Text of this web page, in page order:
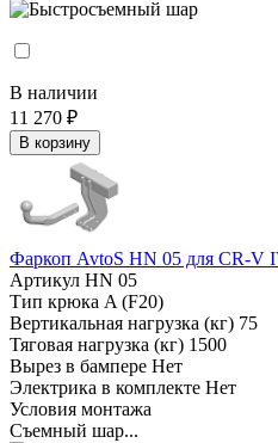
В наличии
11 270 ₽
В корзину
Фаркоп AvtoS HN 05 для CR-V
Артикул HN 05
Тип крюка A (F20)
Вертикальная нагрузка (кг) 75
Тяговая нагрузка (кг) 1500
Вырез в бампере Нет
Электрика в комплекте Нет
Условия монтажа
Съемный шар...